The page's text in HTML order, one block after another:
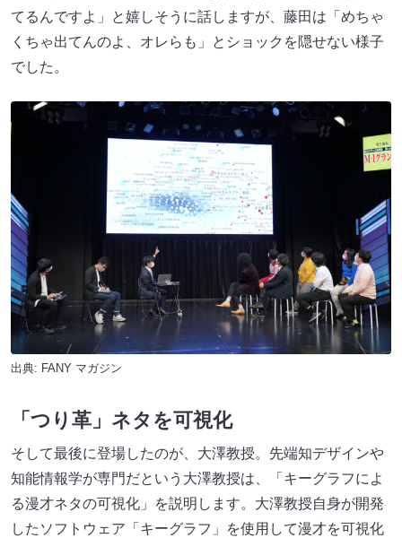
てるんですよ」と嬉しそうに話しますが、藤田は「めちゃ
くちゃ出てんのよ、オレらも」とショックを隠せない様子
でした。
出典: FANY マガジン
「つり革」ネタを可視化
そして最後に登場したのが、大澤教授。先端知デザインや
知能情報学が専門だという大澤教授は、「キーグラフによ
る漫才ネタの可視化」を説明します。大澤教授自身が開発
したソフトウェア「キーグラフ」を使用して漫才を可視化